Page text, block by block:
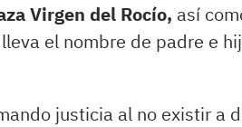
Virgen del Rocío, así
el nombre de padre e
justicia al no existir a